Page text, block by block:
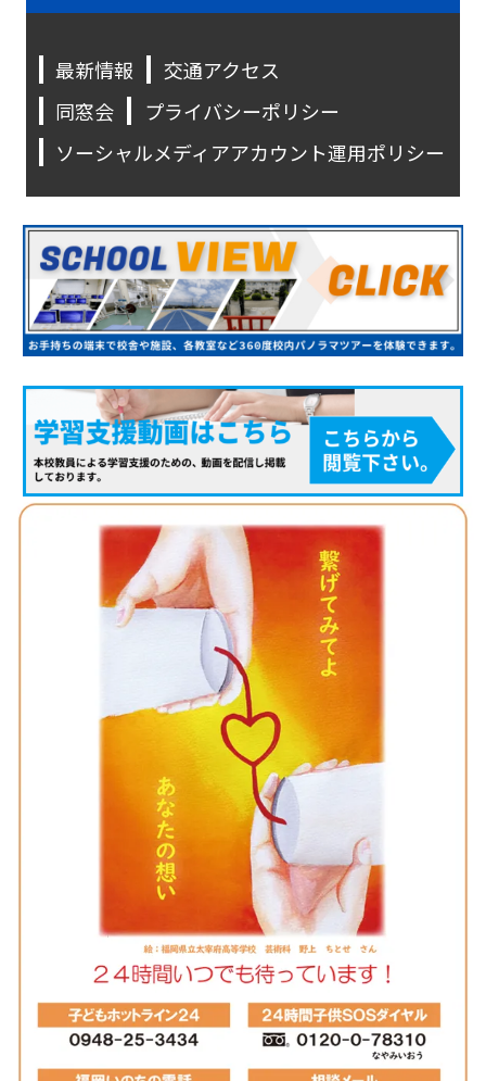
最新情報
交通アクセス
同窓会
プライバシーポリシー
ソーシャルメディアアカウント運用ポリシー